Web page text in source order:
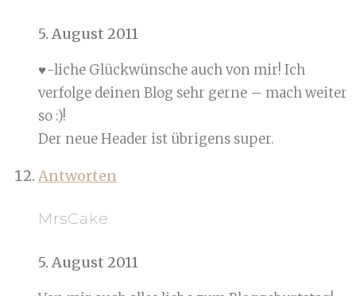
5. August 2011
♥-liche Glückwünsche auch von mir! Ich
verfolge deinen Blog sehr gerne – mach weiter
so :)!
Der neue Header ist übrigens super.
Antworten
MrsCake
5. August 2011